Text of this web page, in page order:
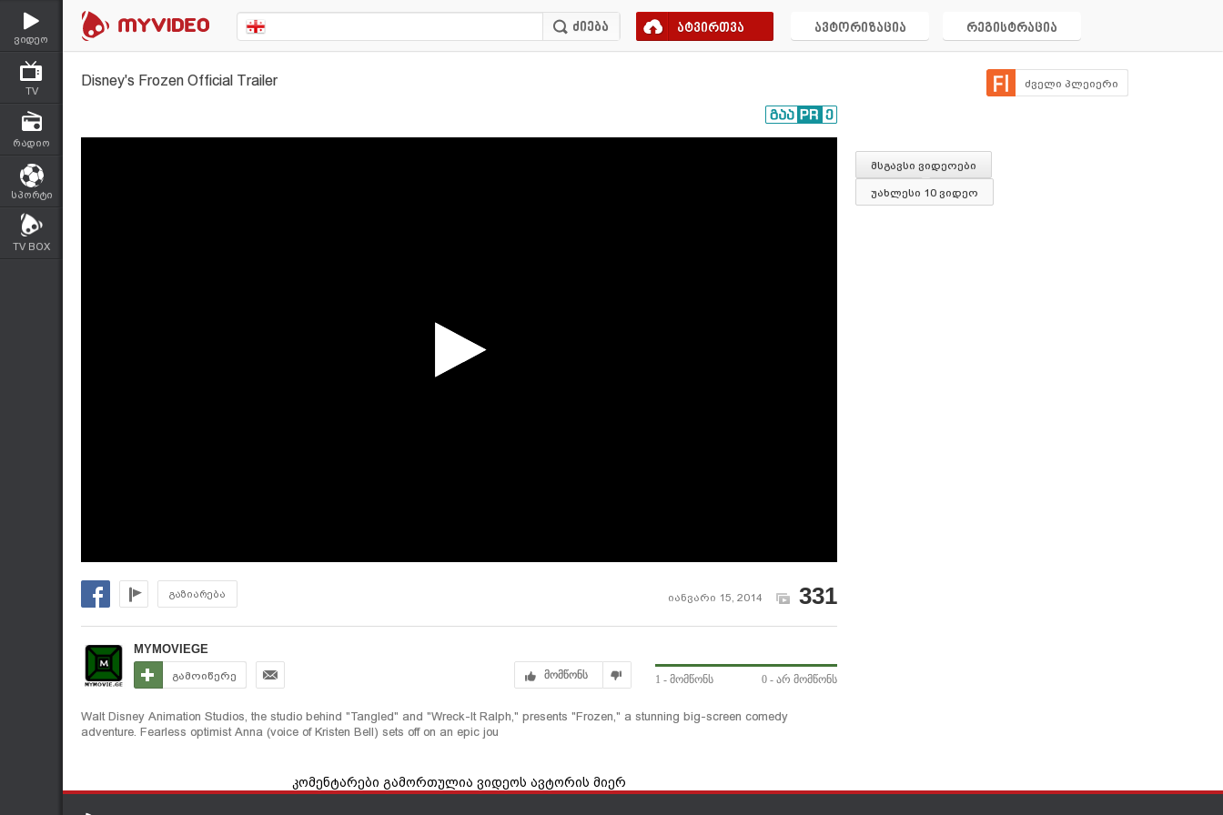
ვიდეო
TV
რადიო
სპორტი
TV BOX
ატვირთვა ავტორიზაცია რეგისტრაცია
Disney's Frozen Official Trailer ძველი პლეიერი
გაზიარება იანვარი 15, 2014 331
MYMOVIEGE
გამოიწერე მომწონს 1 - მომწონს 0 - არ მომწონს
Walt Disney Animation Studios, the studio behind "Tangled" and "Wreck-It Ralph," presents "Frozen," a stunning big-screen comedy
adventure. Fearless optimist Anna (voice of Kristen Bell) sets off on an epic jou
კომენტარები გამორთულია ვიდეოს ავტორის მიერ
მსგავსი ვიდეოები
უახლესი 10 ვიდეო